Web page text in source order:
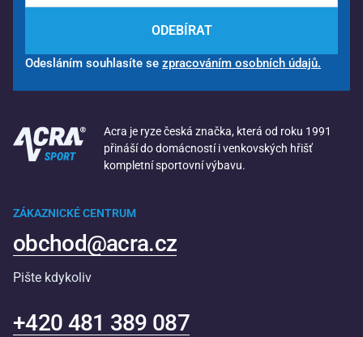
ODEBÍRAT
Odesláním souhlasíte se zpracováním osobních údajů.
Acra je ryze česká značka, která od roku 1991
přináší do domácností i venkovských hřišť
kompletní sportovní výbavu.
ZÁKAZNICKÉ CENTRUM
obchod@acra.cz
Pište kdykoliv
+420 481 389 087